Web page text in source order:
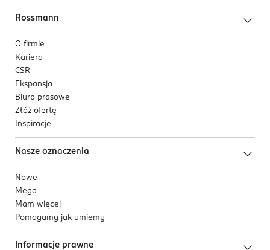
Rossmann
O firmie
Kariera
CSR
Ekspansja
Biuro prasowe
Złóż ofertę
Inspiracje
Nasze oznaczenia
Nowe
Mega
Mam więcej
Pomagamy jak umiemy
Informacje prawne